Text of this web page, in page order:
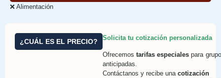
❌ Alimentación
¿CUÁL ES EL PRECIO? Solicita tu cotización personalizada
Ofrecemostarifas especiales para
anticipadas.
Contáctanos y recibe una cotización